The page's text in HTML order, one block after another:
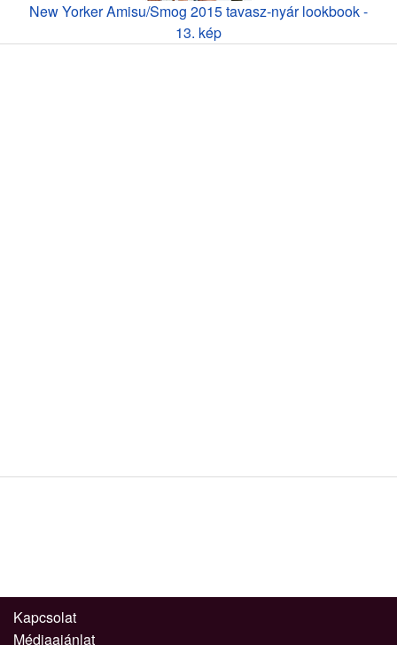
New Yorker Amisu/Smog 2015 tavasz-nyár lookbook -
13. kép
Kapcsolat
Médiaajánlat